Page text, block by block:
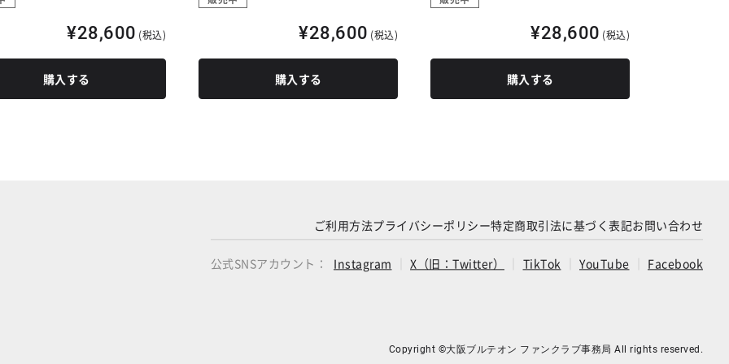
¥28,600 (税込)
購入する
¥28,600 (税込)
購入する
¥28,600 (税込)
購入する
ご利用方法プライバシーポリシー特定商取引法に基づく表記お問い合わせ
公式SNSアカウント： Instagram X（旧：Twitter） TikTok YouTube Facebook
Copyright ©大阪ブルテオン ファンクラブ事務局 All rights reserved.